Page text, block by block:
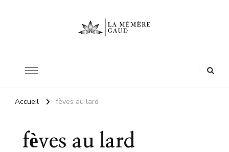
Accueil fèves au lard
fèves au lard